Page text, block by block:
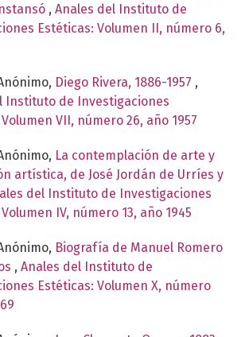
, Anales del Instituto de
Estéticas: Volumen II, número 6,
Diego Rivera, 1886-1957 ,
Instituto de Investigaciones
VII, número 26, año 1957
La contemplación de arte y
artística, de José Jordán de Urríes y
del Instituto de Investigaciones
IV, número 13, año 1945
Biografía de Manuel Romero
, Anales del Instituto de
Estéticas: Volumen X, número